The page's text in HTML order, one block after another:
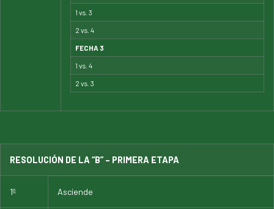
1 vs. 3
2 vs. 4
FECHA 3
1 vs. 4
2 vs. 3
RESOLUCIÓN DE LA “B” – PRIMERA ETAPA
1º Asciende